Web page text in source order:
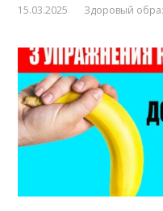
15.03.2025 Здоровый